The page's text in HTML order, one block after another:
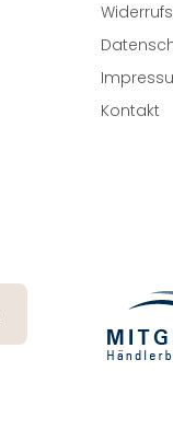
Kontakt